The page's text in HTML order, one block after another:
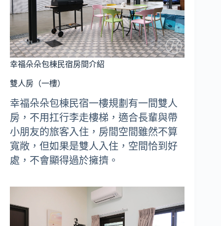
幸福朵朵包棟民宿房間介紹
雙人房（一樓）
幸福朵朵包棟民宿一樓規劃有一間雙人
房，不用扛行李走樓梯，適合長輩與帶
小朋友的旅客入住，房間空間雖然不算
寬敞，但如果是雙人入住，空間恰到好
處，不會顯得過於擁擠。